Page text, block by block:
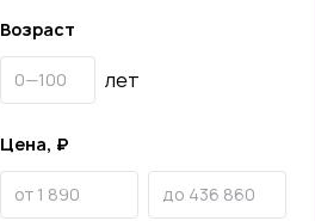
Возраст
лет
Цена, ₽